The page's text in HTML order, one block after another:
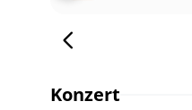
Konzert